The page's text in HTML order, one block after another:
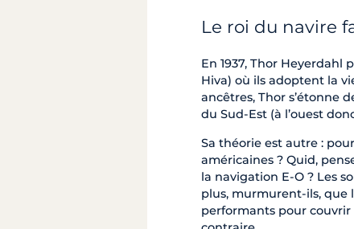
Le roi du navire
En 1937, Thor Heyerdahl
Hiva) où ils adoptent la
ancêtres, Thor s’étonne
du Sud-Est (à l’ouest
Sa théorie est autre :
américaines ? Quid,
la navigation E-O ? Les
plus, murmurent-ils, que
performants pour couvrir